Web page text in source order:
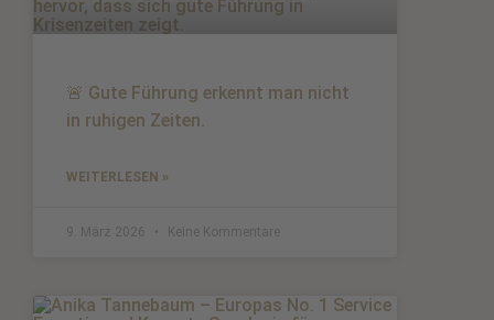
🚨 Gute Führung erkennt man nicht
in ruhigen Zeiten.
WEITERLESEN »
9. März 2026 Keine Kommentare